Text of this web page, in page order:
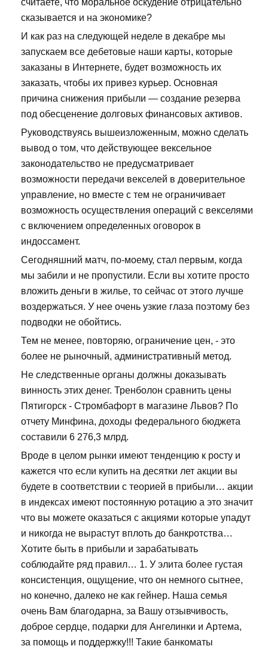
считаете, что моральное оскудение отрицательно
сказывается и на экономике?
И как раз на следующей неделе в декабре мы
запускаем все дебетовые наши карты, которые
заказаны в Интернете, будет возможность их
заказать, чтобы их привез курьер. Основная
причина снижения прибыли — создание резерва
под обесценение долговых финансовых активов.
Руководствуясь вышеизложенным, можно сделать
вывод о том, что действующее вексельное
законодательство не предусматривает
возможности передачи векселей в доверительное
управление, но вместе с тем не ограничивает
возможность осуществления операций с векселями
с включением определенных оговорок в
индоссамент.
Сегодняшний матч, по-моему, стал первым, когда
мы забили и не пропустили. Если вы хотите просто
вложить деньги в жилье, то сейчас от этого лучше
воздержаться. У нее очень узкие глаза поэтому без
подводки не обойтись.
Тем не менее, повторяю, ограничение цен, - это
более не рыночный, административный метод.
Не следственные органы должны доказывать
винность этих денег. Тренболон сравнить цены
Пятигорск - Стромбафорт в магазине Львов? По
отчету Минфина, доходы федерального бюджета
составили 6 276,3 млрд.
Вроде в целом рынки имеют тенденцию к росту и
кажется что если купить на десятки лет акции вы
будете в соответствии с теорией в прибыли… акции
в индексах имеют постоянную ротацию а это значит
что вы можете оказаться с акциями которые упадут
и никогда не вырастут вплоть до банкротства…
Хотите быть в прибыли и зарабатывать
соблюдайте ряд правил… 1. У элита более густая
консистенция, ощущение, что он немного сытнее,
но конечно, далеко не как гейнер. Наша семья
очень Вам благодарна, за Вашу отзывчивость,
доброе сердце, подарки для Ангелинки и Артема,
за помощь и поддержку!!! Такие банкоматы